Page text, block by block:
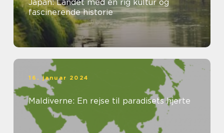
Japan: Landet med en rig kultur og
fascinerende historie
16. januar 2024
Maldiverne: En rejse til paradisets hjerte